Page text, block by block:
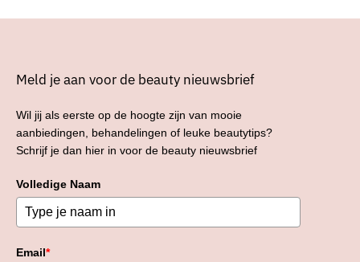
Meld je aan voor de beauty nieuwsbrief
Wil jij als eerste op de hoogte zijn van mooie
aanbiedingen, behandelingen of leuke beautytips?
Schrijf je dan hier in voor de beauty nieuwsbrief
Volledige Naam
Email*